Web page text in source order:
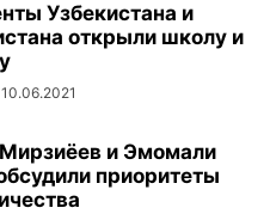
Узбекистана и
открыли школу и
10.06.2021
и Эмомали
приоритеты